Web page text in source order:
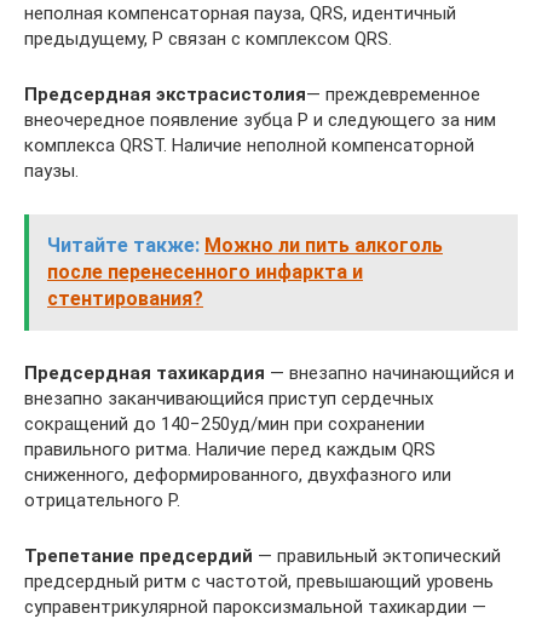
неполная компенсаторная пауза, QRS, идентичный
предыдущему, P связан с комплексом QRS.
Предсердная экстрасистолия— преждевременное
внеочередное появление зубца P и следующего за ним
комплекса QRST. Наличие неполной компенсаторной
паузы.
Читайте также: Можно ли пить алкоголь
после перенесенного инфаркта и
стентирования?
Предсердная тахикардия — внезапно начинающийся и
внезапно заканчивающийся приступ сердечных
сокращений до 140−250уд/мин при сохранении
правильного ритма. Наличие перед каждым QRS
сниженного, деформированного, двухфазного или
отрицательного P.
Трепетание предсердий — правильный эктопический
предсердный ритм с частотой, превышающий уровень
суправентрикулярной пароксизмальной тахикардии —